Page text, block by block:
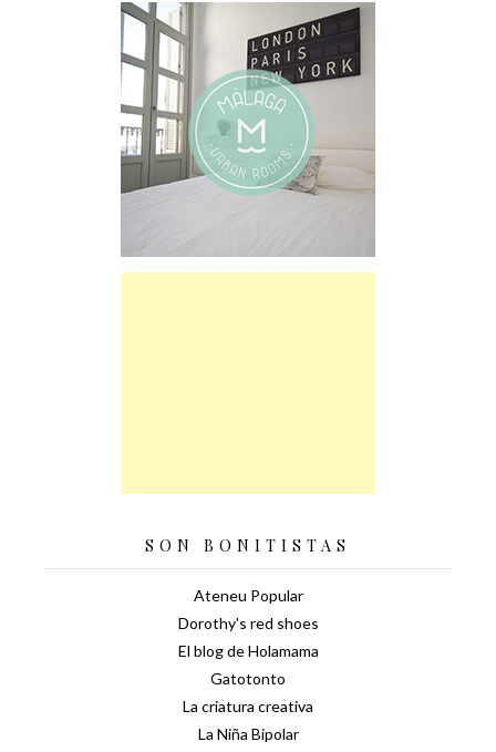
SON BONITISTAS
Ateneu Popular
Dorothy's red shoes
El blog de Holamama
Gatotonto
La criatura creativa
La Niña Bipolar